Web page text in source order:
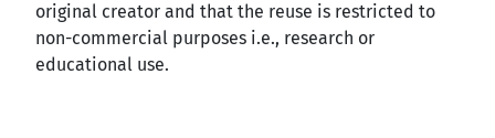
original creator and that the reuse is restricted to
non-commercial purposes i.e., research or
educational use.